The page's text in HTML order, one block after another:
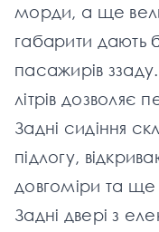
морди, а ще
габарити дають
пасажирів
літрів дозволяє
Задні сидіння
підлогу,
довгоміри та
Задні двері з